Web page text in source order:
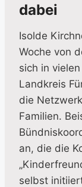
dabei
Isolde
Woche von
sich in
Landkreis
die
Familien.
an, die die
selbst